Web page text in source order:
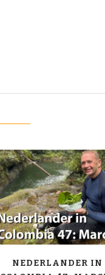
NEDERLANDER IN